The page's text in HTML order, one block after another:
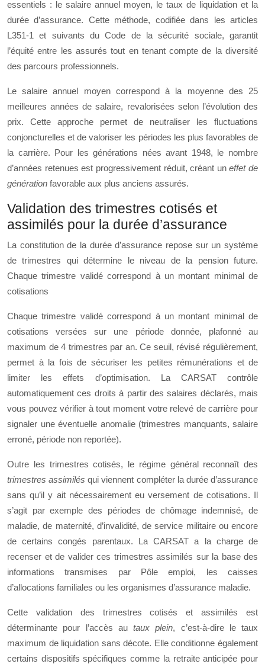
essentiels : le salaire annuel moyen, le taux de liquidation et la
durée d’assurance. Cette méthode, codifiée dans les articles
L351-1 et suivants du Code de la sécurité sociale, garantit
l’équité entre les assurés tout en tenant compte de la diversité
des parcours professionnels.
Le salaire annuel moyen correspond à la moyenne des 25
meilleures années de salaire, revalorisées selon l’évolution des
prix. Cette approche permet de neutraliser les fluctuations
conjoncturelles et de valoriser les périodes les plus favorables de
la carrière. Pour les générations nées avant 1948, le nombre
d’années retenues est progressivement réduit, créant uneffet de
génération favorable aux plus anciens assurés.
Validation des trimestres cotisés et
assimilés pour la durée d’assurance
La constitution de la durée d’assurance repose sur un système
de trimestres qui détermine le niveau de la pension future.
Chaque trimestre validé correspond à un montant minimal de
cotisations
Chaque trimestre validé correspond à un montant minimal de
cotisations versées sur une période donnée, plafonné au
maximum de 4 trimestres par an. Ce seuil, révisé régulièrement,
permet à la fois de sécuriser les petites rémunérations et de
limiter les effets d’optimisation. La CARSAT contrôle
automatiquement ces droits à partir des salaires déclarés, mais
vous pouvez vérifier à tout moment votre relevé de carrière pour
signaler une éventuelle anomalie (trimestres manquants, salaire
erroné, période non reportée).
Outre les trimestres cotisés, le régime général reconnaît des
trimestres assimilés qui viennent compléter la durée d’assurance
sans qu’il y ait nécessairement eu versement de cotisations. Il
s’agit par exemple des périodes de chômage indemnisé, de
maladie, de maternité, d’invalidité, de service militaire ou encore
de certains congés parentaux. La CARSAT a la charge de
recenser et de valider ces trimestres assimilés sur la base des
informations transmises par Pôle emploi, les caisses
d’allocations familiales ou les organismes d’assurance maladie.
Cette validation des trimestres cotisés et assimilés est
déterminante pour l’accès au taux plein, c’est-à-dire le taux
maximum de liquidation sans décote. Elle conditionne également
certains dispositifs spécifiques comme la retraite anticipée pour